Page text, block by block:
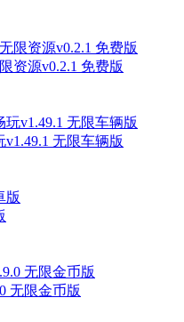
资源v0.2.1 免费版
无限车辆版
无限金币版